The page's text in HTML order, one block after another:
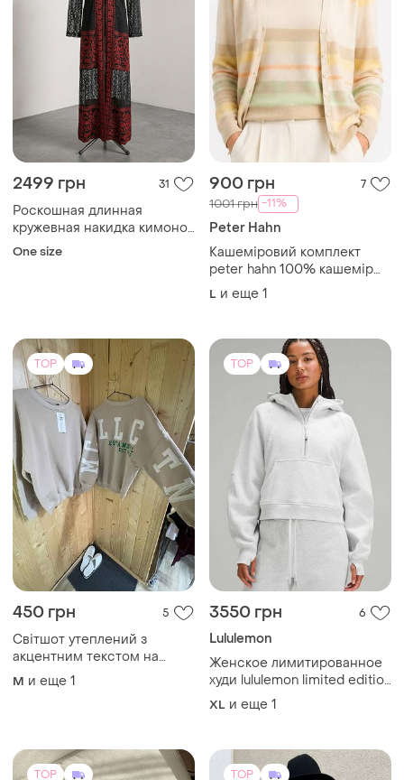
2499 грн 31
Роскошная длинная
кружевная накидка кимоно
макси в этно стиле
One size
900 грн 7
1001 грн -11%
Peter Hahn
Кашеміровий комплект
peter hahn 100% кашемір
кардиган і джемпер у
пастельну смужку
L и еще 1
TOP
450 грн 5
Світшот утеплений з
акцентним текстом на
спині oversize
M и еще 1
TOP
3550 грн 6
Lululemon
Женское лимитированное
худи lululemon limited edition
half-zip oversize толстовка
анорак оверсайз размер xl
XL и еще 1
TOP TOP